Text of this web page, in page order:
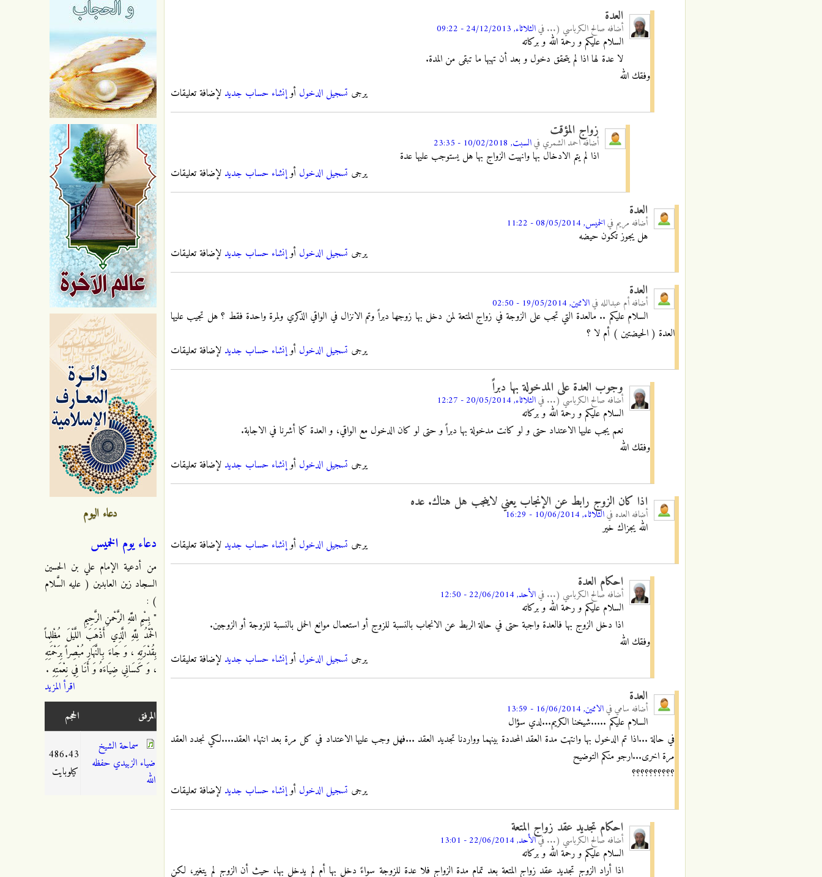
العدة
أضافه صالح الكرباسي (... فيالثلاثاء, 24/12/2013 - 09:22
السلام عليكم و رحمة الله و بركاته
لا عدة لها اذا لم يتحقق دخول و بعد أن تهبها ما تبقى من المدة.
وفقك الله
يرجى تسجيل الدخول أوإنشاء حساب جديد لإضافة تعليقات
زواج المؤقت
أضافهاحمد الشمري فيالسبت, 10/02/2018 - 23:35
اذا لم يتم الادخال بها وانهيت الزواج بها هل يستوجب عليها عدة
يرجى تسجيل الدخول أوإنشاء حساب جديد لإضافة تعليقات
العدة
أضافه مريمفيالخميس, 08/05/2014 - 11:22
هل يجوز تكون حيضه
يرجى تسجيل الدخول أوإنشاء حساب جديد لإضافة تعليقات
العدة
أضافه أم عبدالله فيالاثنين, 19/05/2014 - 02:50
السلام عليكم .. مالعدة التي تجب على الزوجة في زواج المتعة لمن دخل بها زوجها دبراً وتم الانزال في الواقي الذكري ولمرة واحدة فقط ؟ هل تجيب عليها
العدة ( الحيضتين ) أم لا ؟
يرجى تسجيل الدخول أوإنشاء حساب جديد لإضافة تعليقات
وجوب العدة على المدخولة بها دبراً
أضافه صالح الكرباسي (... فيالثلاثاء, 20/05/2014 - 12:27
السلام عليكم و رحمة الله و بركاته
نعم يجب عليها الاعتداد حتى و لو كانت مدخولة بها دبراً و حتى لو كان الدخول مع الواقي، و العدة كما أشرنا في الاجابة.
وفقك الله
يرجى تسجيل الدخول أوإنشاء حساب جديد لإضافة تعليقات
اذا كان الزوج رابط عن الإنجاب يعني لاينجب هل هناك. عده
أضافه العده فيالثلاثاء, 10/06/2014 - 16:29
الله يجزاك خير
يرجى تسجيل الدخول أوإنشاء حساب جديد لإضافة تعليقات
احكام العدة
أضافه صالح الكرباسي (... فيالأحد, 22/06/2014 - 12:50
السلام عليكم و رحمة الله و بركاته
اذا دخل الزوج بها فالعدة واجبة حتى في حالة الربط عن الانجاب بالنسبة للزوج أو استعمال موانع الحمل بالنسبة للزوجة أو الزوجين.
وفقك الله
يرجى تسجيل الدخول أوإنشاء حساب جديد لإضافة تعليقات
العدة
أضافه ساميفيالاثنين, 16/06/2014 - 13:59
السلام عليكم .....شيخنا الكريم...لدي سؤال
في حالة ...اذا تم الدخول بها وانتهت مدة العقد المحددة بينهما وواردنا تجديد العقد ...فهل وجب عليها الاعتداد في كل مرة بعد انتهاء العقد....لكي نجدد العقد
مرة اخرى...ارجو منكم التوضيح
؟؟؟؟؟؟؟؟؟؟
يرجى تسجيل الدخول أوإنشاء حساب جديد لإضافة تعليقات
احكام تجديد عقد زواج المتعة
أضافه صالح الكرباسي (... فيالأحد, 22/06/2014 - 13:01
السلام عليكم و رحمة الله و بركاته
اذا أراد الزوج تجديد عقد زواج المتعة بعد تمام مدة الزواج فلا عدة للزوجة سواءً دخل بها أم لم يدخل بها، حيث أن الزوج لم يتغير، لكن
دعاء اليوم
دعاء يوم الخميس
من أدعية الإمام علي بن الحسين
السجاد زين العابدين ( عليه السَّلام
) :
" بِسْمِ اللَّهِ الرَّحْمنِ الرَّحِيمِ
الْحَمْدُ لِلَّهِ الَّذِي أَذْهَبَ اللَّيْلَ مُظْلِماً
بِقُدْرَتِهِ ، وَ جَاءَ بِالنَّهَارِ مُبْصِراً بِرَحْمَتِهِ
، وَ كَسَانِي ضِيَاءَهُ وَ أَنَا فِي نِعْمَتِهِ .
اقرأ المزيد
المرفق
الحجم
سماحة الشيخ
ضياء الزبيدي حفظه
الله
486.43
كيلوبايت